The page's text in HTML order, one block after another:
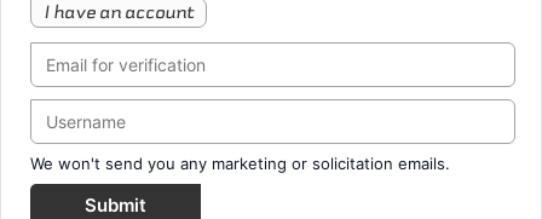
I have an account
We won't send you any marketing or solicitation emails.
Submit